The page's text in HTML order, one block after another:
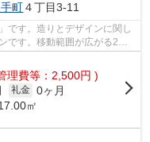
町４丁目3-11
です。造りとデザインに関し
です。移動範囲が広がる2駅
理費等：2,500円 )
礼金 0ヶ月
㎡